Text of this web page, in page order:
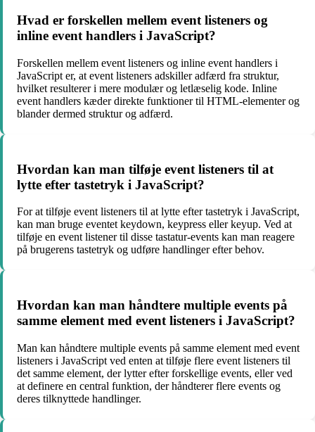
Hvad er forskellen mellem event listeners og
inline event handlers i JavaScript?
Forskellen mellem event listeners og inline event handlers i
JavaScript er, at event listeners adskiller adfærd fra struktur,
hvilket resulterer i mere modulær og letlæselig kode. Inline
event handlers kæder direkte funktioner til HTML-elementer og
blander dermed struktur og adfærd.
Hvordan kan man tilføje event listeners til at
lytte efter tastetryk i JavaScript?
For at tilføje event listeners til at lytte efter tastetryk i JavaScript,
kan man bruge eventet keydown, keypress eller keyup. Ved at
tilføje en event listener til disse tastatur-events kan man reagere
på brugerens tastetryk og udføre handlinger efter behov.
Hvordan kan man håndtere multiple events på
samme element med event listeners i JavaScript?
Man kan håndtere multiple events på samme element med event
listeners i JavaScript ved enten at tilføje flere event listeners til
det samme element, der lytter efter forskellige events, eller ved
at definere en central funktion, der håndterer flere events og
deres tilknyttede handlinger.